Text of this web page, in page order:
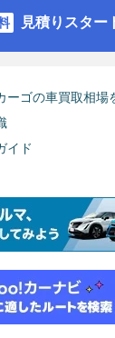
見積りスター
ーゴの車買取相場
イド